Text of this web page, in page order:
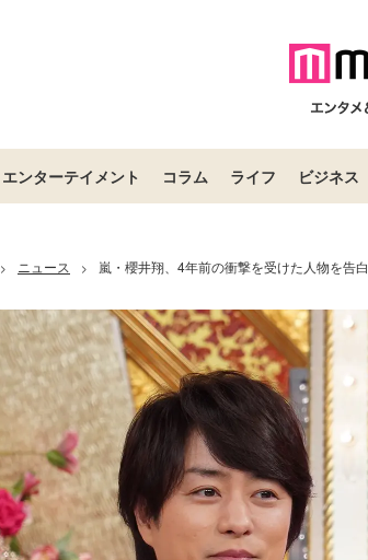
エンターテイメント コラム ライフ ビジネス
> ニュース > 嵐・櫻井翔、4年前の衝撃を受けた人物を告白